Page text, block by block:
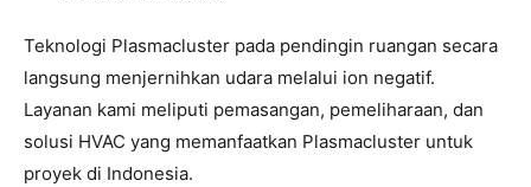
Teknologi Plasmacluster pada pendingin ruangan secara
langsung menjernihkan udara melalui ion negatif.
Layanan kami meliputi pemasangan, pemeliharaan, dan
solusi HVAC yang memanfaatkan Plasmacluster untuk
proyek di Indonesia.